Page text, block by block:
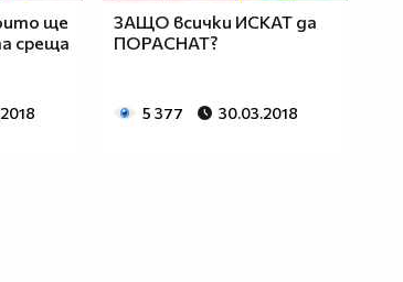
ще
среща
ЗАЩО всички ИСКАТ да
ПОРАСНАТ?
5 377 30.03.2018